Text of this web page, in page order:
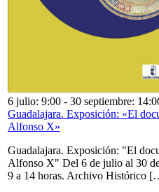
6 julio: 9:00 - 30 septiembre:
Guadalajara. Exposición: «El
Alfonso X»
Guadalajara. Exposición: "El
Alfonso X" Del 6 de julio al 30
9 a 14 horas. Archivo Histórico